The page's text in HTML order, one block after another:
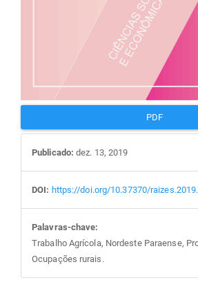
PDF
Publicado: dez. 13, 2019
DOI: https://doi.org/10.37370/
Palavras-chave:
Trabalho Agrícola, Nordeste Paraense,
Ocupações rurais.